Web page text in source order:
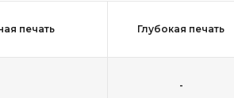
печать Глубокая печать
-